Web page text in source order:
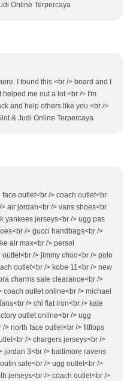
Online Terpercaya
I found this <br /> board and I
me out a lot.<br /> I'm
and help others like you <br />
& Judi Online Terpercaya
outlet<br /> coach outlet<br
air jordan<br /> vans shoes<br
yankees jerseys<br /> ugg pas
/> gucci handbags<br />
air max<br /> persol
/> jimmy choo<br /> polo
outlet<br /> kobe 11<br /> new
charms sale clearance<br />
outlet online<br /> michael
/> chi flat iron<br /> kate
outlet online<br /> ugg
> north face outlet<br /> fitflops
/> chargers jerseys<br />
jordan 3<br /> baltimore ravens
sale<br /> ugg outlet<br />
jerseys<br /> coach outlet<br />